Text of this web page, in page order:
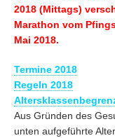
2018 (Mittags)
Marathon vom
Mai 2018.
Termine 2018
Regeln 2018
Aus Gründen des
unten aufgeführte